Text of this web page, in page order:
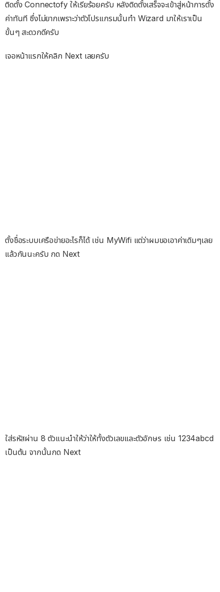
ติดตั้ง Connectofy ให้เรียร้อยครับ หลังติดตั้งเสร็จจะเข้าสู่หน้าการตั้ง
ค่าทันที ซึ่งไม่ยากเพราะว่าตัวโปรแกรมนั้นทำ Wizard มาให้เราเป็น
ขั้นๆ สะดวกดีครับ
เจอหน้าแรกให้คลิก Next เลยครับ
ตั้งชื่อระบบเครือข่ายอะไรก็ได้ เช่น MyWifi แต่ว่าผมขอเอาค่าเดิมๆเลย
แล้วกันนะครับ กด Next
ใส่รหัสผ่าน 8 ตัวแนะนำให้ว่าให้ทั้งตัวเลขและตัวอักษร เช่น 1234abcd
เป็นต้น จากนั้นกด Next